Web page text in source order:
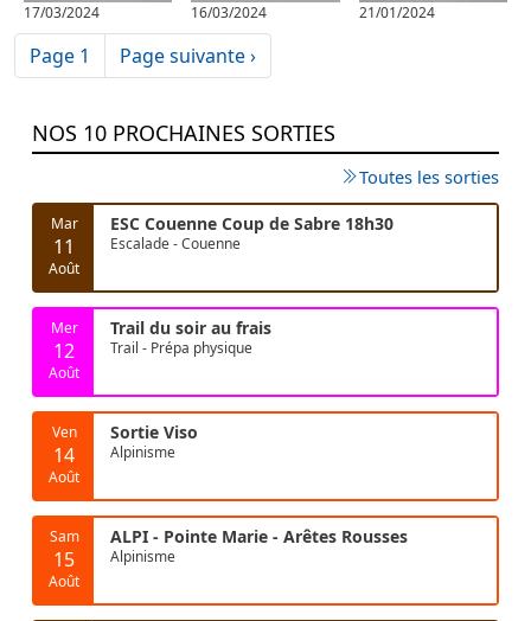
17/03/2024
16/03/2024
21/01/2024
Pagination
Page 1 Page suivante
Page suivante ›
NOS 10 PROCHAINES SORTIES
Toutes les sorties
Mar
11
Août
ESC Couenne Coup de Sabre 18h30
Escalade - Couenne
Mer
12
Août
Trail du soir au frais
Trail - Prépa physique
Ven
14
Août
Sortie Viso
Alpinisme
Sam
15
Août
ALPI - Pointe Marie - Arêtes Rousses
Alpinisme